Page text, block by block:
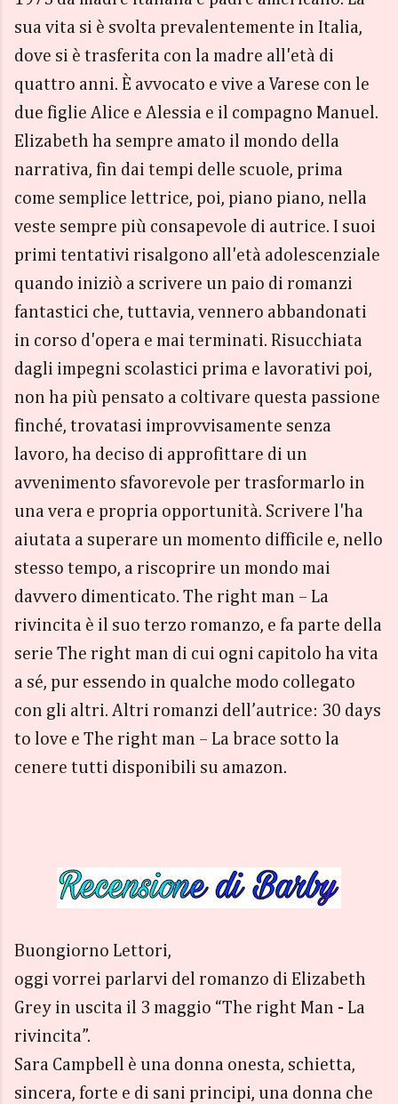
sua vita si è svolta prevalentemente in Italia,
dove si è trasferita con la madre all'età di
quattro anni. È avvocato e vive a Varese con le
due figlie Alice e Alessia e il compagno Manuel.
Elizabeth ha sempre amato il mondo della
narrativa, fin dai tempi delle scuole, prima
come semplice lettrice, poi, piano piano, nella
veste sempre più consapevole di autrice. I suoi
primi tentativi risalgono all'età adolescenziale
quando iniziò a scrivere un paio di romanzi
fantastici che, tuttavia, vennero abbandonati
in corso d'opera e mai terminati. Risucchiata
dagli impegni scolastici prima e lavorativi poi,
non ha più pensato a coltivare questa passione
finché, trovatasi improvvisamente senza
lavoro, ha deciso di approfittare di un
avvenimento sfavorevole per trasformarlo in
una vera e propria opportunità. Scrivere l'ha
aiutata a superare un momento difficile e, nello
stesso tempo, a riscoprire un mondo mai
davvero dimenticato. The right man – La
rivincita è il suo terzo romanzo, e fa parte della
serie The right man di cui ogni capitolo ha vita
a sé, pur essendo in qualche modo collegato
con gli altri. Altri romanzi dell’autrice: 30 days
to love e The right man – La brace sotto la
cenere tutti disponibili su amazon.
Buongiorno Lettori,
oggi vorrei parlarvi del romanzo di Elizabeth
Grey in uscita il 3 maggio “The right Man - La
rivincita”.
Sara Campbell è una donna onesta, schietta,
sincera, forte e di sani principi, una donna che